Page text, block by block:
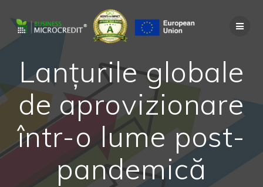
to
content
Lanțurile globale
de aprovizionare
într-o lume post-
pandemică